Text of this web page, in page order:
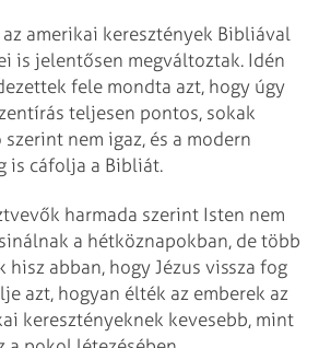
amerikai keresztények Bibliával
is jelentősen megváltoztak. Idén
fele mondta azt, hogy úgy
teljesen pontos, sokak
nem igaz, és a modern
is cáfolja a Bibliát.
harmada szerint Isten nem
a hétköznapokban, de több
hisz abban, hogy Jézus vissza fog
azt, hogyan élték az emberek az
keresztényeknek kevesebb, mint